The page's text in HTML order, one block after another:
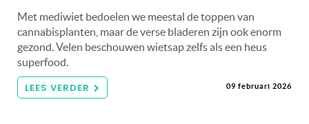
Met mediwiet bedoelen we meestal de toppen van
cannabisplanten, maar de verse bladeren zijn ook enorm
gezond. Velen beschouwen wietsap zelfs als een heus
superfood.
LEES VERDER 09 februari 2026